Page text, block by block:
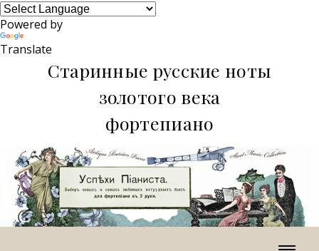
Powered by
Translate
Старинные русские ноты
золотого века
фортепиано